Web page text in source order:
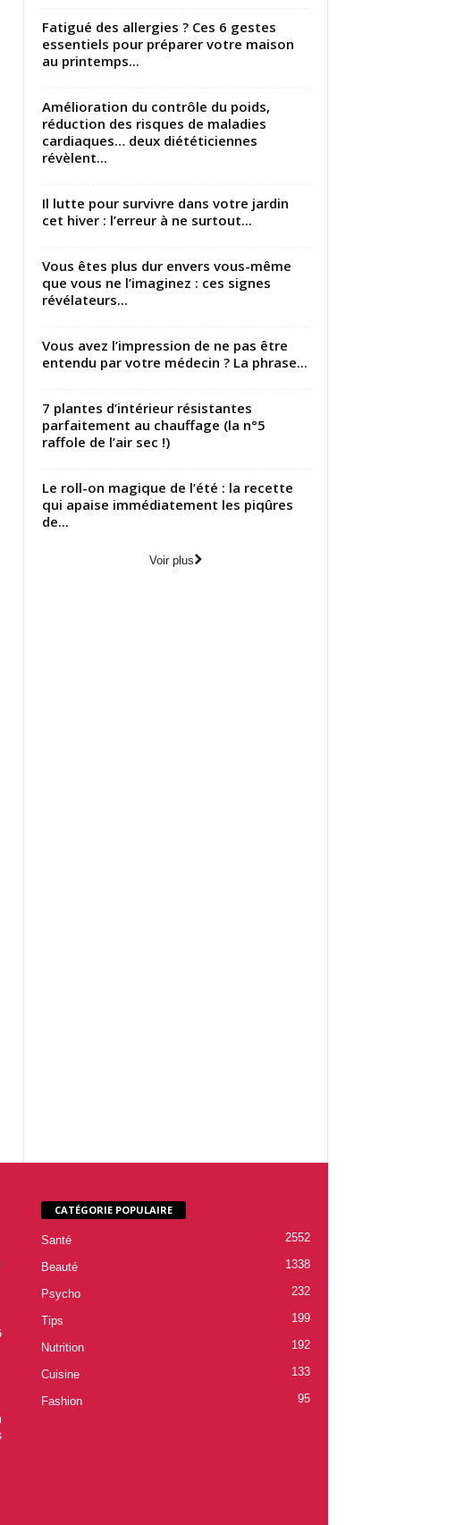
Fatigué des allergies ? Ces 6 gestes
essentiels pour préparer votre maison
au printemps...
Amélioration du contrôle du poids,
réduction des risques de maladies
cardiaques… deux diététiciennes
révèlent...
Il lutte pour survivre dans votre jardin
cet hiver : l’erreur à ne surtout...
Vous êtes plus dur envers vous-même
que vous ne l’imaginez : ces signes
révélateurs...
Vous avez l’impression de ne pas être
entendu par votre médecin ? La phrase...
7 plantes d’intérieur résistantes
parfaitement au chauffage (la n°5
raffole de l’air sec !)
Le roll-on magique de l’été : la recette
qui apaise immédiatement les piqûres
de...
Voir plus
CATÉGORIE POPULAIRE
Santé 2552
Beauté 1338
Psycho 232
Tips 199
Nutrition 192
Cuisine 133
Fashion 95